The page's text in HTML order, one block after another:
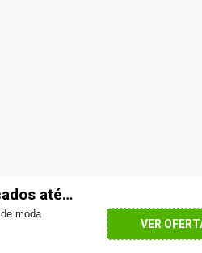
até
moda
VER